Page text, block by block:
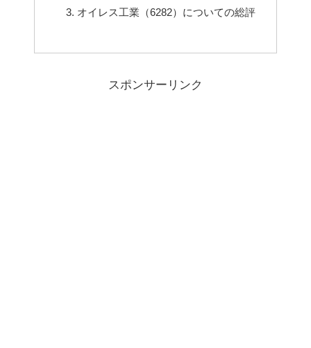
オイレス工業（6282）についての総評
スポンサーリンク